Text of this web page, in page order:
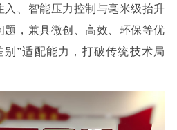
入、智能压力控制与毫米级抬升
题，兼具微创、高效、环保等优
”适配能力，打破传统技术局